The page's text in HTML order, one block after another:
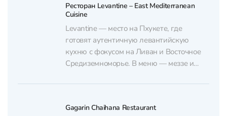
шашлык, люля-кебаб. Все приготовлено
из халяльных продуктов☝🏻 А еще в кафе
ХОТТАБЫЧ есть блюда русской...
Ресторан Levantine – East Mediterranean
Cuisine
Levantine — место на Пхукете, где
готовят аутентичную левантийскую
кухню с фокусом на Ливан и Восточное
Средиземноморье. В меню — меззе и
блюда с баклажаном, куриный fatteh, а
сибас) с ливанским рисом. Кухня
Gagarin Chaihana Restaurant